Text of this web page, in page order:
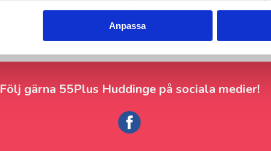
Anpassa
Följ gärna 55Plus Huddinge på sociala medier!